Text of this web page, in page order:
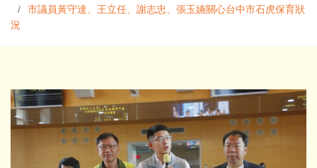
市議員黃守達、王立任、謝志忠、張玉嬿關心台中市石虎保育狀
況